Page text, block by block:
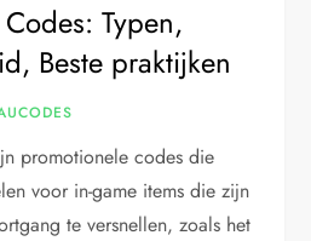
Typen,
Beste praktijken
promotionele codes die
voor in-game items die zijn
te versnellen, zoals het